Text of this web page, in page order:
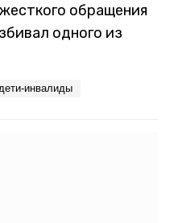
обращения
одного из
инвалиды